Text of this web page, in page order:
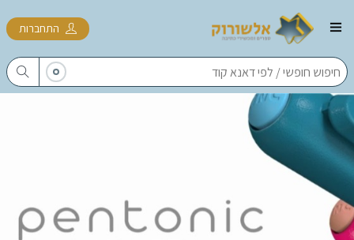
התחברות